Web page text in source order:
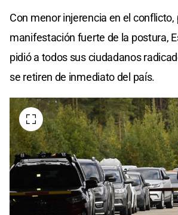
Con menor injerencia en el conflicto,
manifestación fuerte de la postura,
pidió a todos sus ciudadanos
se retiren de inmediato del país.